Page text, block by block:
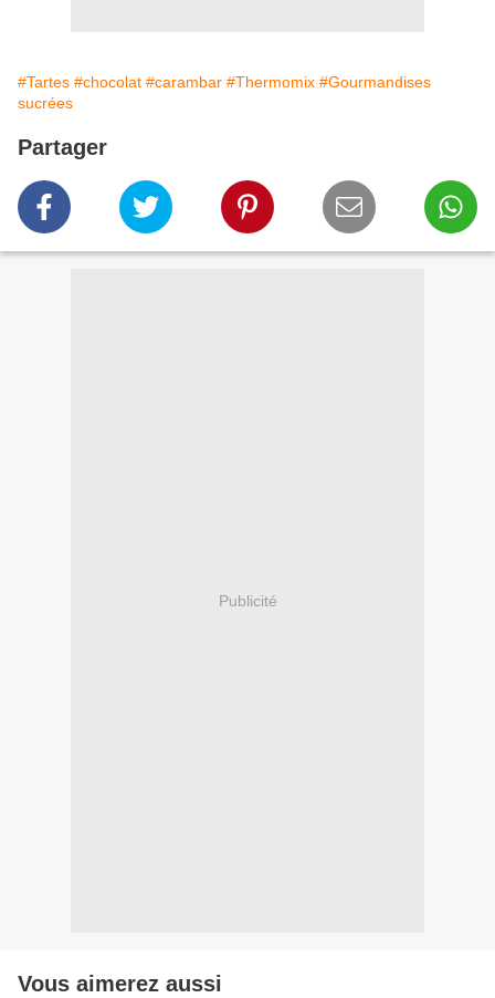
#Tartes #chocolat #carambar #Thermomix #Gourmandises
sucrées
Partager
Publicité
Vous aimerez aussi